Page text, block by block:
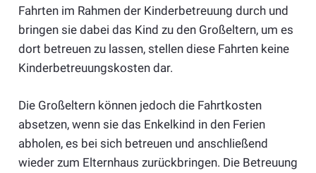
Fahrten im Rahmen der Kinderbetreuung durch und
bringen sie dabei das Kind zu den Großeltern, um es
dort betreuen zu lassen, stellen diese Fahrten keine
Kinderbetreuungskosten dar.
Die Großeltern können jedoch die Fahrtkosten
absetzen, wenn sie das Enkelkind in den Ferien
abholen, es bei sich betreuen und anschließend
wieder zum Elternhaus zurückbringen. Die Betreuung